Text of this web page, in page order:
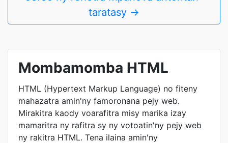
taratasy →
Mombamomba HTML
HTML (Hypertext Markup Language) no fiteny
mahazatra amin'ny famoronana pejy web.
Mirakitra kaody voarafitra misy marika izay
mamaritra ny rafitra sy ny votoatin'ny pejy web
ny rakitra HTML. Tena ilaina amin'ny